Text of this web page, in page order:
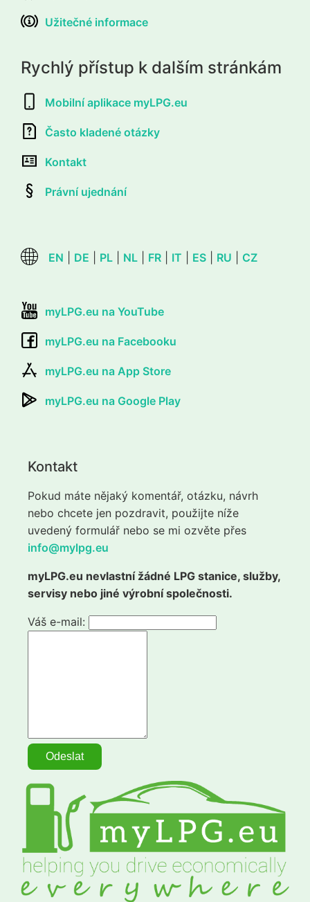
Užitečné informace
Rychlý přístup k dalším stránkám
Mobilní aplikace myLPG.eu
Často kladené otázky
Kontakt
Právní ujednání
EN DE PL NL FR IT ES RU CZ
myLPG.eu na YouTube
myLPG.eu na Facebooku
myLPG.eu na App Store
myLPG.eu na Google Play
Kontakt
Pokud máte nějaký komentář, otázku, návrh
nebo chcete jen pozdravit, použijte níže
uvedený formulář nebo se mi ozvěte přes
info@mylpg.eu
myLPG.eu nevlastní žádné LPG stanice, služby,
servisy nebo jiné výrobní společnosti.
Váš e-mail: